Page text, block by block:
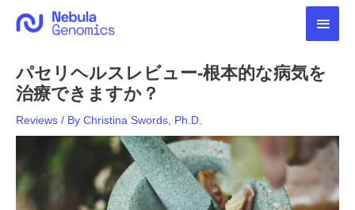
メ
ン
ニ
ー
パセリヘルスレビュー-根本的な病気を
治療できますか？
Reviews / By Christina Swords, Ph.D.